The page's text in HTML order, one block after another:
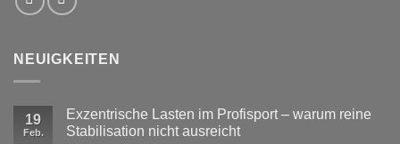
NEUIGKEITEN
19
Feb.
Exzentrische Lasten im Profisport – warum reine
Stabilisation nicht ausreicht